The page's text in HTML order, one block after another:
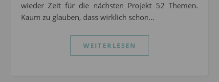
wieder Zeit für die nächsten Projekt 52 Themen.
Kaum zu glauben, dass wirklich schon…
WEITERLESEN